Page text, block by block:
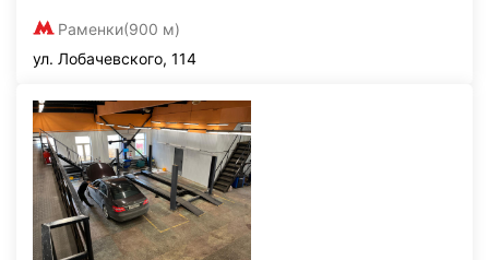
Раменки(900 м)
ул. Лобачевского, 114